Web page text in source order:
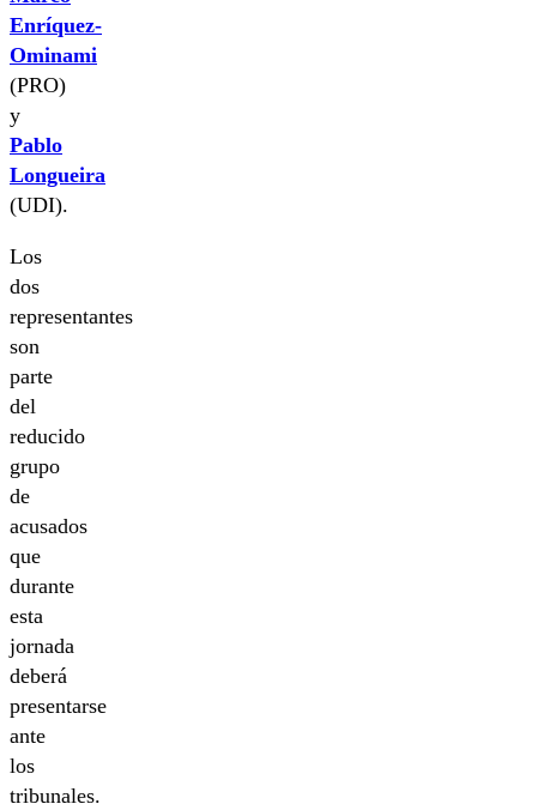
Enríquez-
Ominami
(PRO)
y
Pablo
Longueira
(UDI).
Los
dos
representantes
son
parte
del
reducido
grupo
de
acusados
que
durante
esta
jornada
deberá
presentarse
ante
los
tribunales.